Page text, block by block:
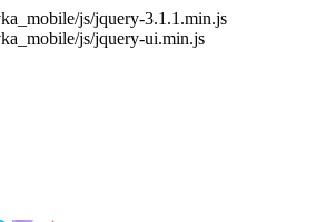
js/jquery-3.1.1.min.js
js/jquery-ui.min.js